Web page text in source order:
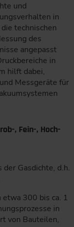
und
in
technischen
des
angepasst
in
hilft dabei,
Messgeräte für
, Fein-, Hoch-
Gasdichte, d.h.
300 bis ca. 1
in
von Bauteilen,